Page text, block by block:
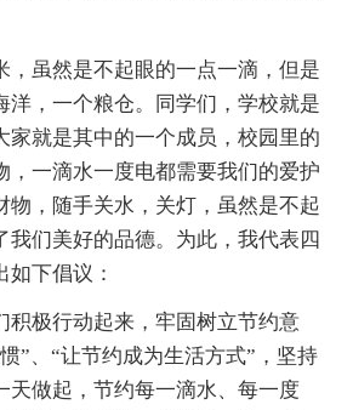
，虽然是不起眼的一点一滴，但是
洋，一个粮仓。同学们，学校就是
家就是其中的一个成员，校园里的
，一滴水一度电都需要我们的爱护
物，随手关水，关灯，虽然是不起
我们美好的品德。为此，我代表四
如下倡议：
积极行动起来，牢固树立节约意
”、“让节约成为生活方式”，坚持
天做起，节约每一滴水、每一度